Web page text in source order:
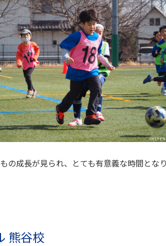
の成長が見られ、とても有意義な時間とな
熊谷校